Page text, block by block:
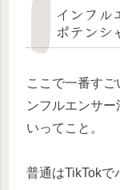
インフル
ポテンシ
ここで一番す
ンフルエンサ
いってこと。
普通はTikTokで